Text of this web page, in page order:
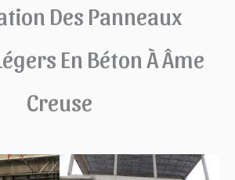
Des Panneaux
En Béton À Âme
Creuse